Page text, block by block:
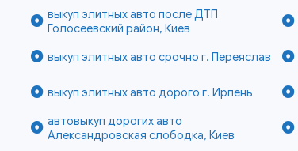
выкуп элитных авто после ДТП
Голосеевский район, Киев
выкуп элитных авто срочно г. Переяслав
выкуп элитных авто дорого г. Ирпень
автовыкуп дорогих авто
Александровская слободка, Киев